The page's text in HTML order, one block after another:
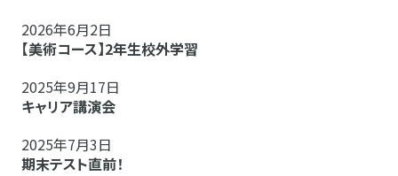
2026年6月2日
【美術コース】2年生校外学習
2025年9月17日
キャリア講演会
2025年7月3日
期末テスト直前！